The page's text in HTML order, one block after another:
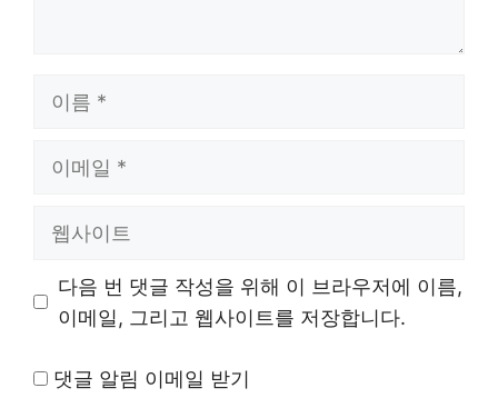
트
다음 번 댓글 작성을 위해 이 브라우저에 이름,
이메일, 그리고 웹사이트를 저장합니다.
댓글 알림 이메일 받기